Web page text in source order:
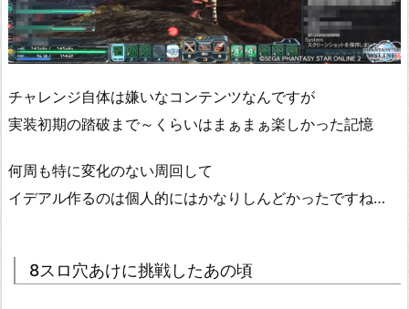
チャレンジ自体は嫌いなコンテンツなんですが
実装初期の踏破まで～くらいはまぁまぁ楽しかった記憶
何周も特に変化のない周回して
イデアル作るのは個人的にはかなりしんどかったですね…
8スロ穴あけに挑戦したあの頃